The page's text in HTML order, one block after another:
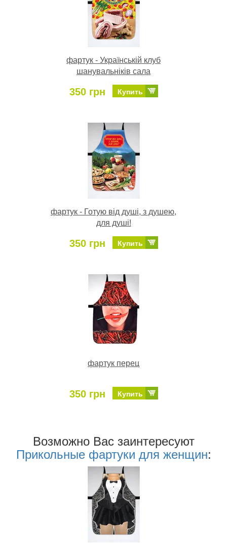
фартук - Українській клуб
шанувальніків сала
350 грн Купить
фартук - Готую від душі, з душею,
для душі!
350 грн Купить
фартук перец
350 грн Купить
Возможно Ваc заинтересуют
Прикольные фартуки для женщин: